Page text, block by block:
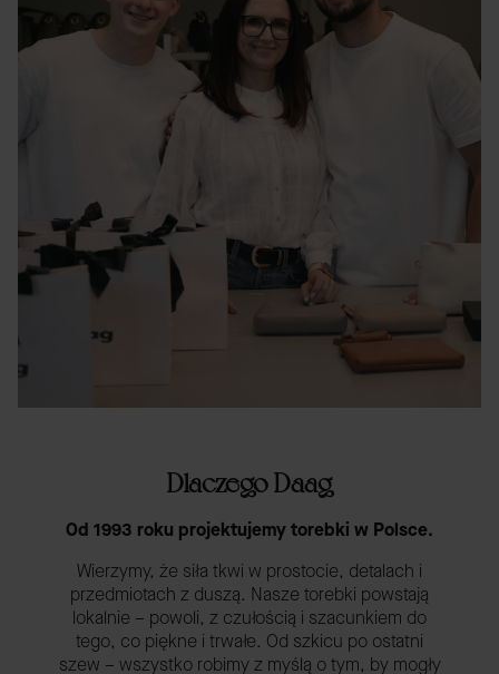
Dlaczego Daag
Od 1993 roku projektujemy torebki w Polsce.
Wierzymy, że siła tkwi w prostocie, detalach i
przedmiotach z duszą. Nasze torebki powstają
lokalnie – powoli, z czułością i szacunkiem do
tego, co piękne i trwałe. Od szkicu po ostatni
szew – wszystko robimy z myślą o tym, by mogły